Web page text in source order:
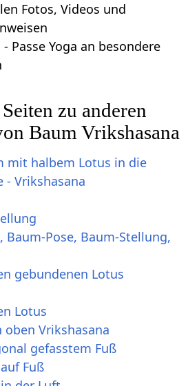
Fotos, Videos und
- Passe Yoga an besondere
zu anderen
Baum Vrikshasana
mit halbem Lotus in die
- Vrikshasana
Baum-Pose, Baum-Stellung,
gebundenen Lotus
Lotus
Vrikshasana
gefasstem Fuß
Fuß